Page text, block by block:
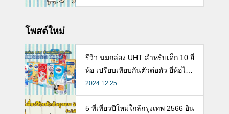
โพสต์ใหม่
รีวิว นมกล่อง UHT สำหรับเด็ก 10 ยี่
ห้อ เปรียบเทียบกันตัวต่อตัว ยี่ห้อไห
นดี พร้อมแนะวิธีการเลือกนมกล่องใ
ห้ลูก
2024.12.25
5 ที่เที่ยวปีใหม่ใกล้กรุงเทพ 2566 อิน